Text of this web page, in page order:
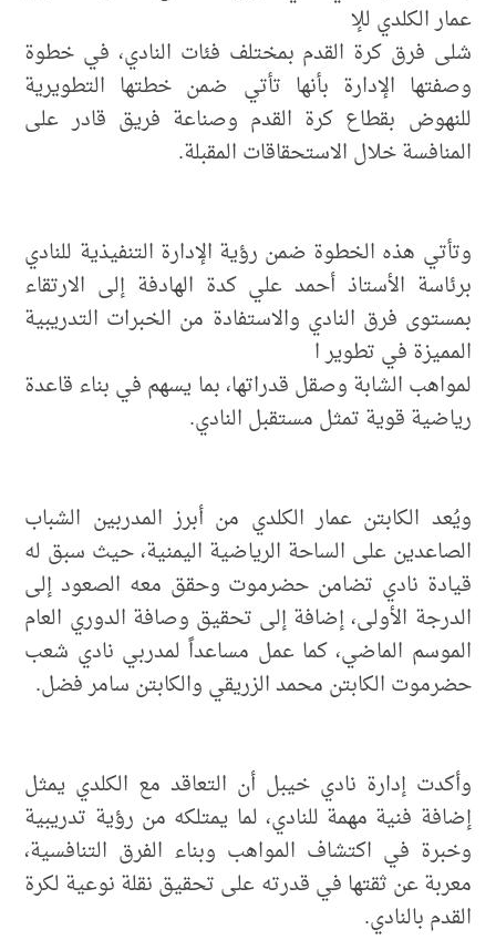
عمار الكلدي للإ
شلى فرق كرة القدم بمختلف فئات النادي، في خطوة
وصفتها الإدارة بأنها تأتي ضمن خطتها التطويرية
للنهوض بقطاع كرة القدم وصناعة فريق قادر على
المنافسة خلال الاستحقاقات المقبلة.
وتأتي هذه الخطوة ضمن رؤية الإدارة التنفيذية للنادي
برئاسة الأستاذ أحمد علي كدة الهادفة إلى الارتقاء
بمستوى فرق النادي والاستفادة من الخبرات التدريبية
المميزة في تطوير ا
لمواهب الشابة وصقل قدراتها، بما يسهم في بناء قاعدة
رياضية قوية تمثل مستقبل النادي.
ويُعد الكابتن عمار الكلدي من أبرز المدربين الشباب
الصاعدين على الساحة الرياضية اليمنية، حيث سبق له
قيادة نادي تضامن حضرموت وحقق معه الصعود إلى
الدرجة الأولى، إضافة إلى تحقيق وصافة الدوري العام
الموسم الماضي، كما عمل مساعداً لمدربي نادي شعب
حضرموت الكابتن محمد الزريقي والكابتن سامر فضل.
وأكدت إدارة نادي خيبل أن التعاقد مع الكلدي يمثل
إضافة فنية مهمة للنادي، لما يمتلكه من رؤية تدريبية
وخبرة في اكتشاف المواهب وبناء الفرق التنافسية،
معربة عن ثقتها في قدرته على تحقيق نقلة نوعية لكرة
القدم بالنادي.